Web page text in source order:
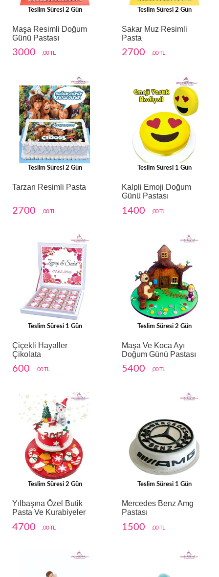
Teslim Süresi 2 Gün
Maşa Resimli Doğum
Günü Pastası
3000 ,00 TL
Teslim Süresi 2 Gün
Sakar Muz Resimli
Pasta
2700 ,00 TL
Teslim Süresi 2 Gün
Tarzan Resimli Pasta
2700 ,00 TL
Teslim Süresi 1 Gün
Kalpli Emoji Doğum
Günü Pastası
1400 ,00 TL
Teslim Süresi 1 Gün
Çiçekli Hayaller
Çikolata
600 ,00 TL
Teslim Süresi 2 Gün
Maşa Ve Koca Ayı
Doğum Günü Pastası
5400 ,00 TL
Teslim Süresi 2 Gün
Yılbaşına Özel Butik
Pasta Ve Kurabiyeler
4700 ,00 TL
Teslim Süresi 1 Gün
Mercedes Benz Amg
Pastası
1500 ,00 TL